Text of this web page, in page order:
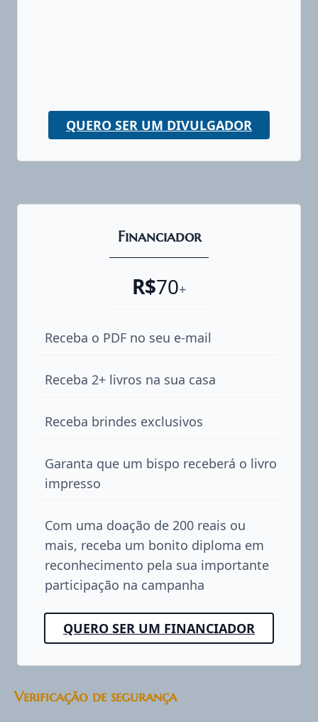
QUERO SER UM DIVULGADOR
Financiador
R$70+
Receba o PDF no seu e-mail
Receba 2+ livros na sua casa
Receba brindes exclusivos
Garanta que um bispo receberá o livro
impresso
Com uma doação de 200 reais ou
mais, receba um bonito diploma em
reconhecimento pela sua importante
participação na campanha
QUERO SER UM FINANCIADOR
Verificação de segurança